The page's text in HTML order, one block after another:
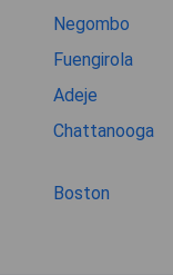
Negombo
Fuengirola
Adeje
Chattanooga
Boston